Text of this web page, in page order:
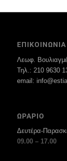
ΕΠΙΚΟΙΝΩΝΙΑ
Λεωφ.
Τηλ.: 210 9630
email:
ΩΡΑΡΙΟ
Δευτέρα-
09.00 – 17.00